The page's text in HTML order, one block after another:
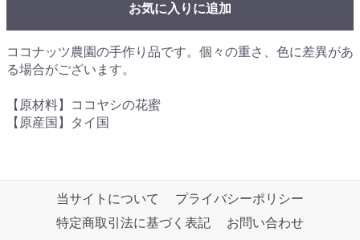
お気に入りに追加
ココナッツ農園の手作り品です。個々の重さ、色に差異があ
る場合がございます。
【原材料】ココヤシの花蜜
【原産国】タイ国
当サイトについて
プライバシーポリシー
特定商取引法に基づく表記
お問い合わせ